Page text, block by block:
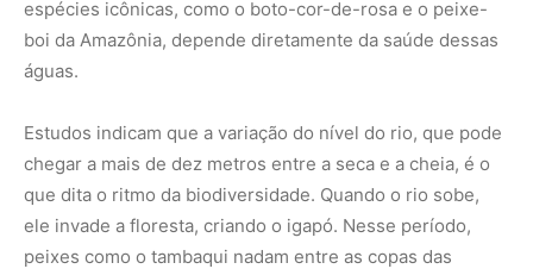
espécies icônicas, como o boto-cor-de-rosa e o peixe-
boi da Amazônia, depende diretamente da saúde dessas
águas.
Estudos indicam que a variação do nível do rio, que pode
chegar a mais de dez metros entre a seca e a cheia, é o
que dita o ritmo da biodiversidade. Quando o rio sobe,
ele invade a floresta, criando o igapó. Nesse período,
peixes como o tambaqui nadam entre as copas das